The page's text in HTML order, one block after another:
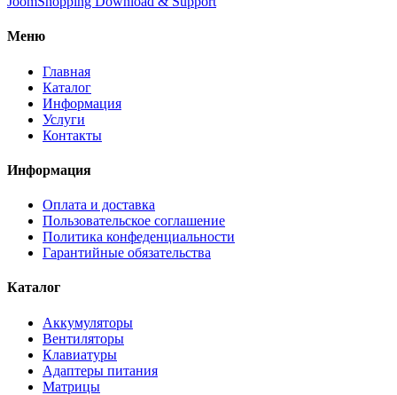
Меню
Главная
Каталог
Информация
Услуги
Контакты
Информация
Оплата и доставка
Пользовательское соглашение
Политика конфеденциальности
Гарантийные обязательства
Каталог
Аккумуляторы
Вентиляторы
Клавиатуры
Адаптеры питания
Матрицы